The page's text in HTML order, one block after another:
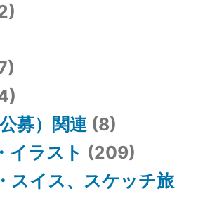
募）関連(8)
イラスト (209)
スイス、スケッチ旅